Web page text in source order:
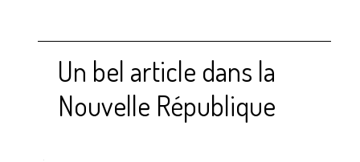
Un bel article dans la
Nouvelle République